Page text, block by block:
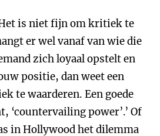
is niet fijn om kritiek te
er wel vanaf van wie die
zich loyaal opstelt en
positie, dan weet een
te waarderen. Een goede
‘countervailing power’.’ Of
in Hollywood het dilemma